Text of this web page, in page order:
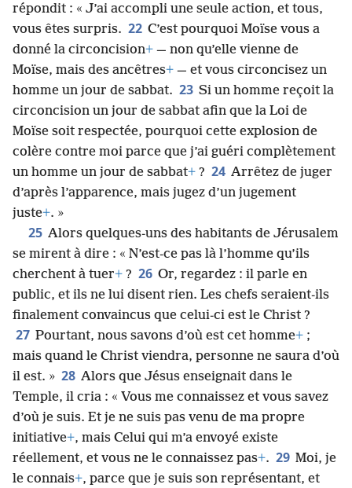
répondit : « J’ai accompli une seule action, et tous,
vous êtes surpris. 22 C’est pourquoi Moïse vous a
donné la circoncision+ — non qu’elle vienne de
Moïse, mais des ancêtres+ — et vous circoncisez un
homme un jour de sabbat. 23 Si un homme reçoit la
circoncision un jour de sabbat afin que la Loi de
Moïse soit respectée, pourquoi cette explosion de
colère contre moi parce que j’ai guéri complètement
un homme un jour de sabbat+ ? 24 Arrêtez de juger
d’après l’apparence, mais jugez d’un jugement
juste+. »
25 Alors quelques-uns des habitants de Jérusalem
se mirent à dire : « N’est-ce pas là l’homme qu’ils
cherchent à tuer+ ? 26 Or, regardez : il parle en
public, et ils ne lui disent rien. Les chefs seraient-ils
finalement convaincus que celui-ci est le Christ ?
27 Pourtant, nous savons d’où est cet homme+ ;
mais quand le Christ viendra, personne ne saura d’où
il est. » 28 Alors que Jésus enseignait dans le
Temple, il cria : « Vous me connaissez et vous savez
d’où je suis. Et je ne suis pas venu de ma propre
initiative+, mais Celui qui m’a envoyé existe
réellement, et vous ne le connaissez pas+. 29 Moi, je
le connais+, parce que je suis son représentant, et